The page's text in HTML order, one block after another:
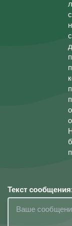
Текст